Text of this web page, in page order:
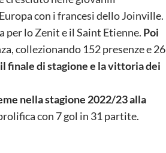
con i francesi dello Joinville.
per lo Zenit e il Saint Etienne. Poi
collezionando 152 presenze e 26
finale di stagione e la vittoria dei
nella stagione 2022/23 alla
con 7 gol in 31 partite.